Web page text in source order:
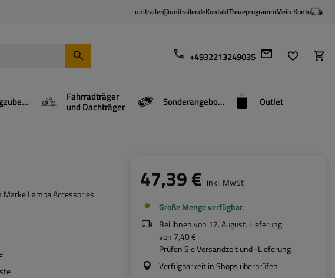
unitrailer@unitrailer.deKontaktTreueprogrammMein Konto
+4932213249035
Campingzubehör Fahrradträger
und Dachträger Sonderangebote Outlet
Lampa Accessories
47,39 € inkl. MwSt
Große Menge verfügbar
Bei Ihnen von 12. August. Lieferung
von 7,40 €
Prüfen Sie Versandzeit und -Lieferung
Verfügbarkeit in Shops überprüfen